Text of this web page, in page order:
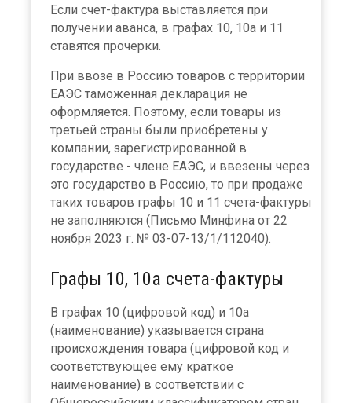
Если счет-фактура выставляется при
получении аванса, в графах 10, 10а и 11
ставятся прочерки.
При ввозе в Россию товаров с территории
ЕАЭС таможенная декларация не
оформляется. Поэтому, если товары из
третьей страны были приобретены у
компании, зарегистрированной в
государстве - члене ЕАЭС, и ввезены через
это государство в Россию, то при продаже
таких товаров графы 10 и 11 счета-фактуры
не заполняются (Письмо Минфина от 22
ноября 2023 г. № 03-07-13/1/112040).
Графы 10, 10а счета-фактуры
В графах 10 (цифровой код) и 10а
(наименование) указывается страна
происхождения товара (цифровой код и
соответствующее ему краткое
наименование) в соответствии с